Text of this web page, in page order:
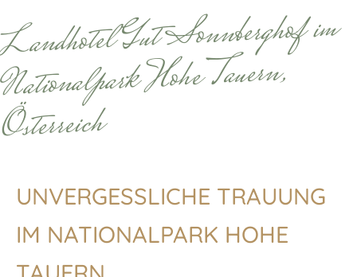
Gut Sonnberghof im
Hohe Tauern,
Österreich
UNVERGESSLICHE TRAUUNG
IM NATIONALPARK HOHE